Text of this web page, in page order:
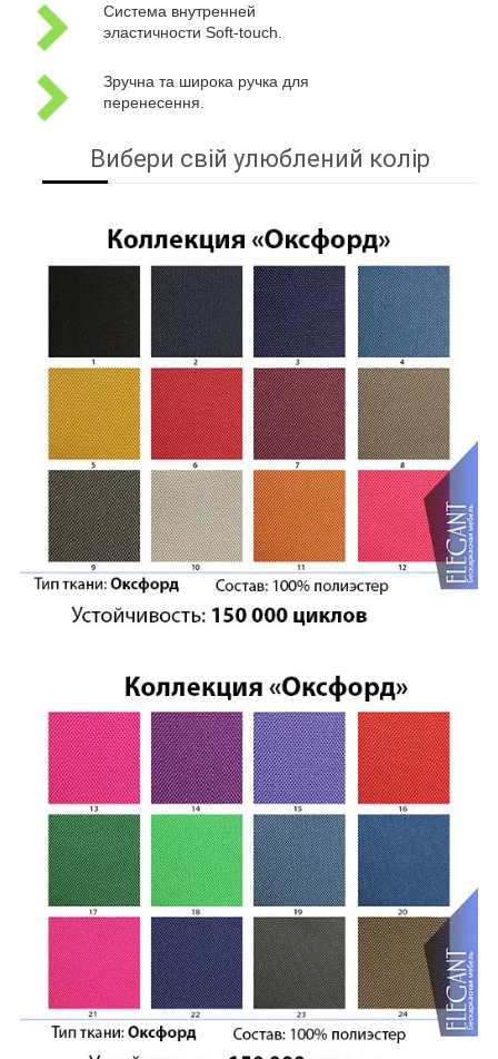
Система внутренней
эластичности Soft-touch.
Зручна та широка ручка для
перенесення.
Вибери свій улюблений колір